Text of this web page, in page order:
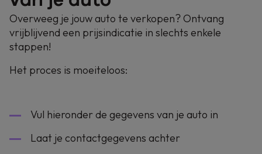
Overweeg je jouw auto te verkopen? Ontvang
vrijblijvend een prijsindicatie in slechts enkele
stappen!
Het proces is moeiteloos:
Vul hieronder de gegevens van je auto in
Laat je contactgegevens achter